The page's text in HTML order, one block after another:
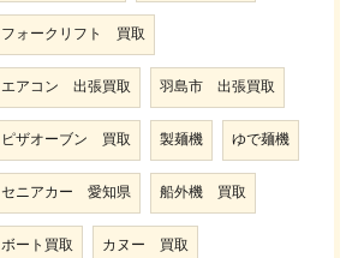
フォークリフト 買取
エアコン 出張買取 羽島市 出張買取
ピザオーブン 買取 製麺機 ゆで麺機
セニアカー 愛知県 船外機 買取
ボート買取 カヌー 買取